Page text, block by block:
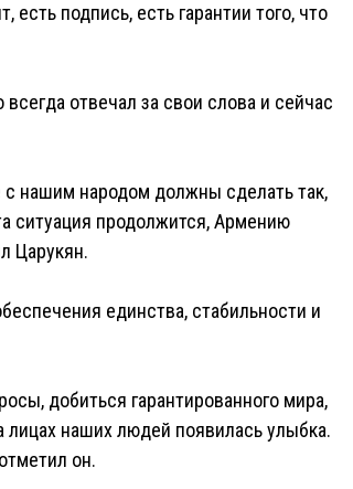
подпись, есть гарантии того, что
отвечал за свои слова и сейчас
нашим народом должны сделать так,
ситуация продолжится, Армению
Царукян.
единства, стабильности и
добиться гарантированного мира,
лицах наших людей появилась улыбка.
он.